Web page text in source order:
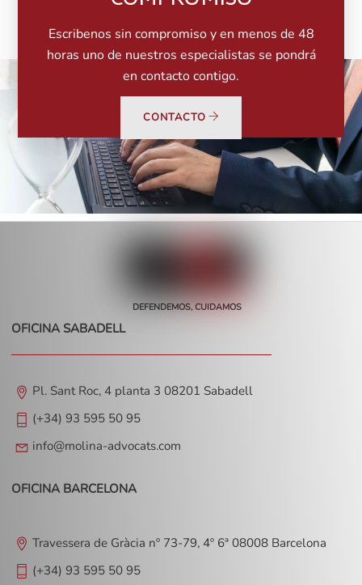
Escribenos sin compromiso y en menos de 48
horas uno de nuestros especialistas se pondrá
en contacto contigo.
CONTACTO
DEFENDEMOS, CUIDAMOS
OFICINA SABADELL
Pl. Sant Roc, 4 planta 3 08201 Sabadell
(+34) 93 595 50 95
info@molina-advocats.com
OFICINA BARCELONA
Travessera de Gràcia nº 73-79, 4º 6ª 08008 Barcelona
(+34) 93 595 50 95